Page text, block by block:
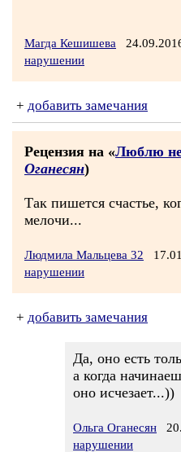
Магда Кешишева
нарушении
+ добавить замечания
Рецензия на «Люблю
Оганесян)
Так пишется счастье,
мелочи...
Людмила Мальцева 32
нарушении
+ добавить замечания
Да, оно есть
а когда
оно исчезает...))
Ольга Оганесян
нарушении